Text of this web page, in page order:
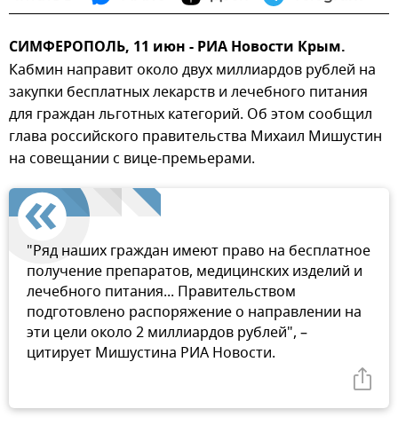
СИМФЕРОПОЛЬ, 11 июн - РИА Новости Крым.
Кабмин направит около двух миллиардов рублей на
закупки бесплатных лекарств и лечебного питания
для граждан льготных категорий. Об этом сообщил
глава российского правительства Михаил Мишустин
на совещании с вице-премьерами.
"Ряд наших граждан имеют право на бесплатное
получение препаратов, медицинских изделий и
лечебного питания... Правительством
подготовлено распоряжение о направлении на
эти цели около 2 миллиардов рублей", –
цитирует Мишустина РИА Новости.